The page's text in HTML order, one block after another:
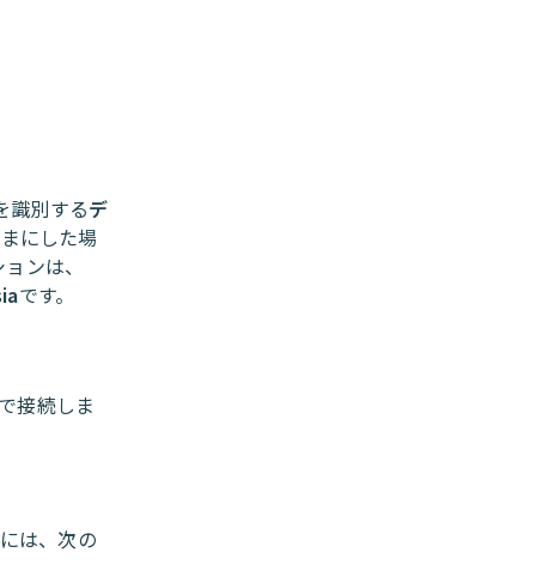
識別するデ
にした場
ンは、
です。
接続しま
は、次の